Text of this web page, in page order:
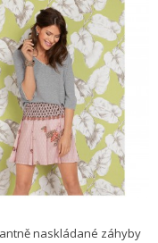
naskládané záhyby